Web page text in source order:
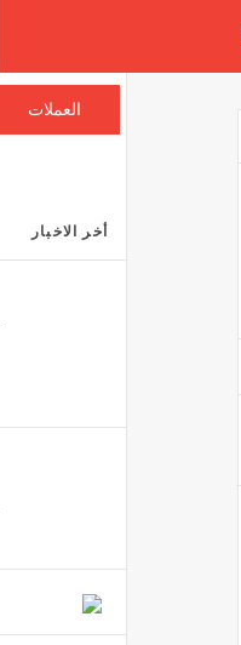
العملات
أخر الاخبار